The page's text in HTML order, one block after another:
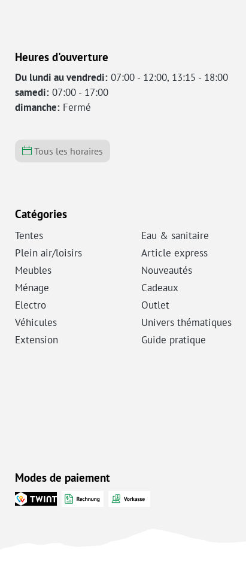
Heures d'ouverture
Du lundi au vendredi: 07:00 - 12:00, 13:15 - 18:00
samedi: 07:00 - 17:00
dimanche: Fermé
Tous les horaires
Catégories
Tentes
Plein air/loisirs
Meubles
Ménage
Electro
Véhicules
Extension
Eau & sanitaire
Article express
Nouveautés
Cadeaux
Outlet
Univers thématiques
Guide pratique
Modes de paiement